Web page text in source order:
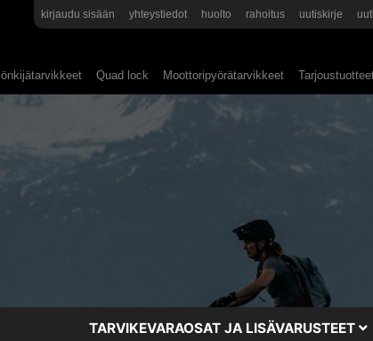
kirjaudu sisään yhteystiedot huolto rahoitus uutiskirje
Quad lock Moottoripyörätarvikkeet
TARVIKEVARAOSAT JA LISÄVARUSTEET